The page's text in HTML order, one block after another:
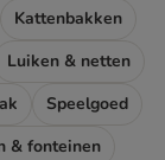
Kattenbakken
Luiken & netten
Speelgoed
& fonteinen